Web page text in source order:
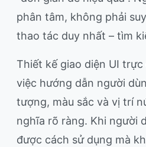
phân tâm, không phải
thao tác duy nhất – tìm
Thiết kế giao diện UI
việc hướng dẫn người
tượng, màu sắc và vị trí
nghĩa rõ ràng. Khi người
được cách sử dụng mà